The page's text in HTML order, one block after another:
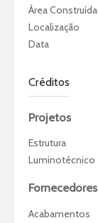
Área Construída
Localização
Data
Créditos
Projetos
Estrutura
Luminotécnico
Fornecedores
Acabamentos